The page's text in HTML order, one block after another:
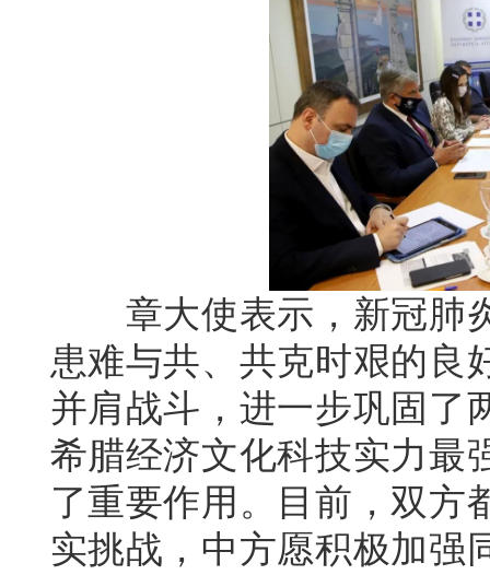
章大使表示，新冠肺炎
患难与共、共克时艰的良
并肩战斗，进一步巩固了
希腊经济文化科技实力最
了重要作用。目前，双方
实挑战，中方愿积极加强